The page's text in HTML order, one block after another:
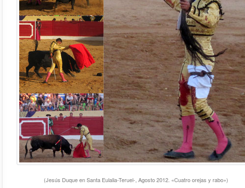
(Jesús Duque en Santa Eulalia-Teruel-, Agosto 2012. «Cuatro orejas y rabo»)